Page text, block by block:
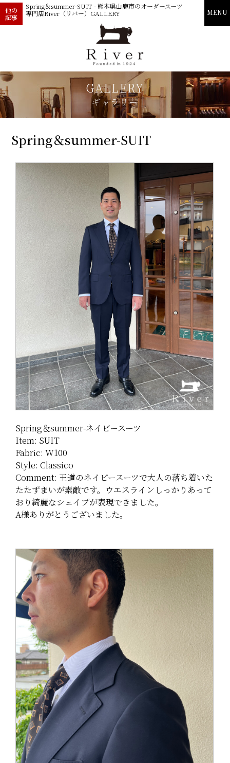
MENU
Spring＆summer-SUIT - 熊本県山鹿市のオーダースーツ
専門店River（リバー）GALLERY
他の
記事
GALLERY
ギャラリー
Spring＆summer-SUIT
Spring＆summer-ネイビースーツ
Item: SUIT
Fabric: W100
Style: Classico
Comment: 王道のネイビースーツで大人の落ち着いた
たたずまいが素敵です。ウエスラインしっかりあって
おり綺麗なシェイプが表現できました。
A様ありがとうございました。